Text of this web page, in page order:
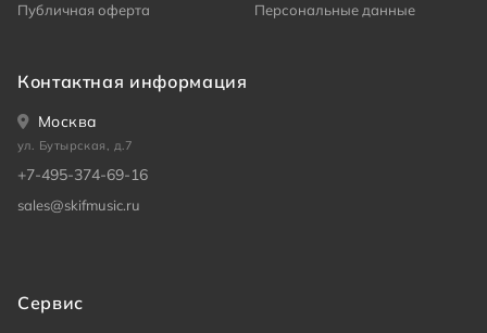
Публичная оферта
Персональные данные
Контактная информация
Москва
ул. Бутырская, д.7
+7-495-374-69-16
sales@skifmusic.ru
Сервис